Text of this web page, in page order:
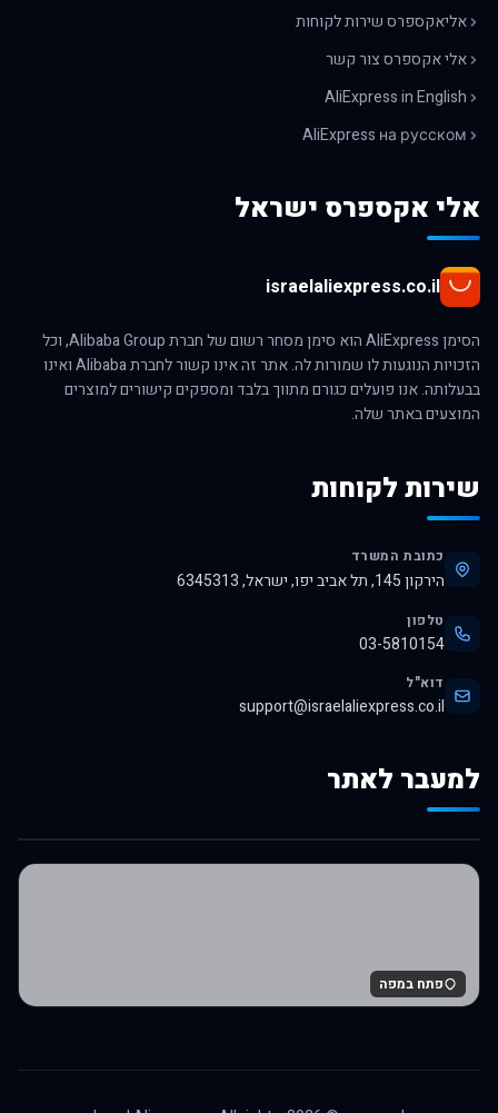
אליאקספרס שירות לקוחות
אלי אקספרס צור קשר
AliExpress in English
AliExpress на русском
אלי אקספרס ישראל
israelaliexpress.co.il
הסימן AliExpress הוא סימן מסחר רשום של חברת Alibaba Group, וכל
הזכויות הנוגעות לו שמורות לה. אתר זה אינו קשור לחברת Alibaba ואינו
בבעלותה. אנו פועלים כגורם מתווך בלבד ומספקים קישורים למוצרים
המוצעים באתר שלה.
שירות לקוחות
כתובת המשרד
הירקון 145, תל אביב יפו, ישראל, 6345313
טלפון
03-5810154
דוא"ל
support@israelaliexpress.co.il
למעבר לאתר
לרכישה באלי אקספרס
פתח במפה